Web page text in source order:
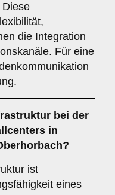
Diese
die Integration
Für eine
bei der
in
ist
eines